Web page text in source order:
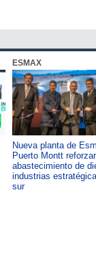
ESMAX
Nueva planta de
Puerto Montt
abastecimiento de
industrias
sur